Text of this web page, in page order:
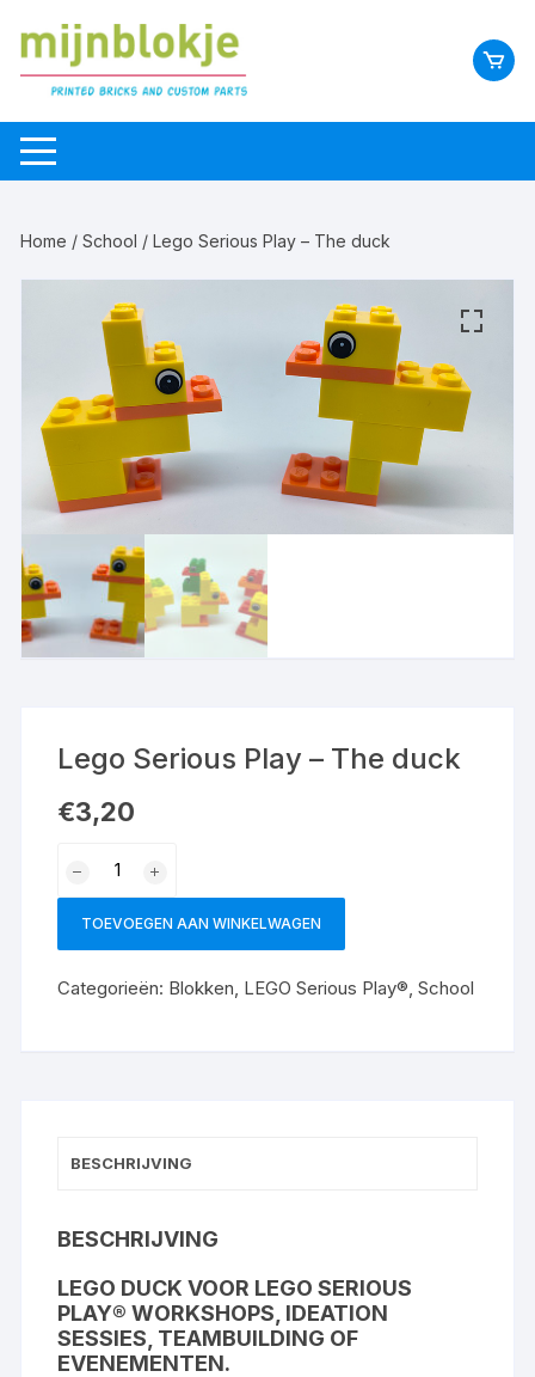
Home /School / Lego Serious Play – The duck
Lego Serious Play – The duck
€3,20
TOEVOEGEN AAN WINKELWAGEN
Categorieën: Blokken, LEGO Serious Play®,School
BESCHRIJVING
BESCHRIJVING
LEGO DUCK VOOR LEGO SERIOUS
PLAY® WORKSHOPS, IDEATION
SESSIES, TEAMBUILDING OF
EVENEMENTEN.